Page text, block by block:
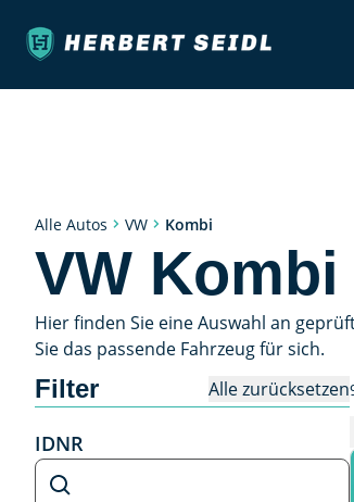
Alle Autos VW Kombi
VW
Hier finden Sie eine Auswahl an
Sie das passende Fahrzeug für sich.
Filter Alle zurücksetzen
IDNR
IDNR